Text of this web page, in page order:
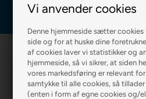
Vi anvender cookies
Denne hjemmeside sætter
side og for at huske dine
af cookies laver vi statistikker og
hjemmeside, så vi sikrer, at siden
vores markedsføring er relevant
samtykke til alle cookies, så
(enten i form af egne cookies og/